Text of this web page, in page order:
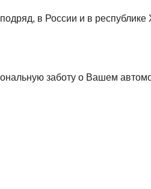
в России и в республике
заботу о Вашем